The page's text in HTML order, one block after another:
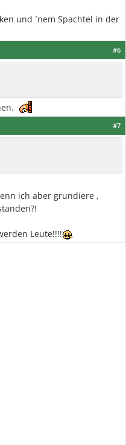
und ´nem Spachtel in der
#6
#7
ich aber grundiere ,
Leute!!!!